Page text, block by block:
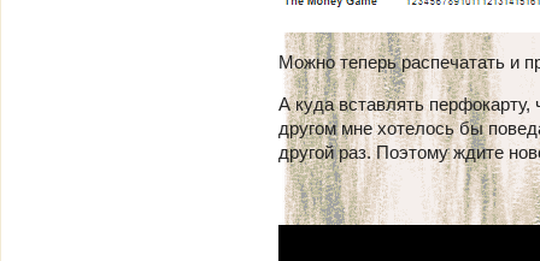
Можно теперь распечатать и
А куда вставлять
другом мне хотелось бы
другой раз. Поэтому ждите